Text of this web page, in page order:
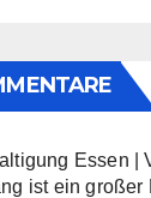
Essen |
ist ein großer